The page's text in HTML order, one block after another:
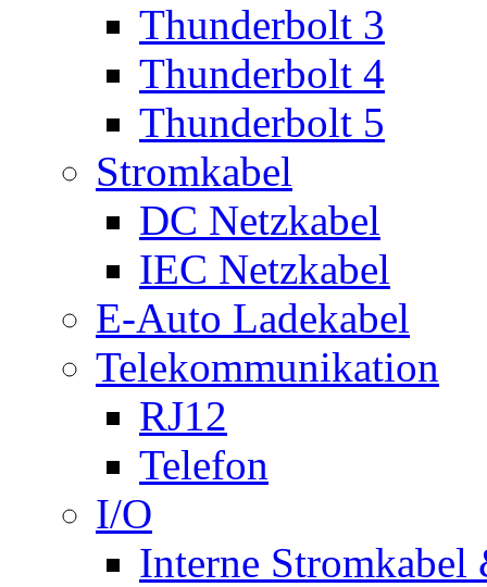
Thunderbolt 3
Thunderbolt 4
Thunderbolt 5
Stromkabel
DC Netzkabel
IEC Netzkabel
E-Auto Ladekabel
Telekommunikation
RJ12
Telefon
I/O
Interne Stromkabel